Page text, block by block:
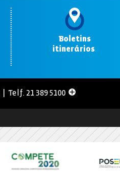
Boletins
itinerários.
| Telf. 21 389 5100